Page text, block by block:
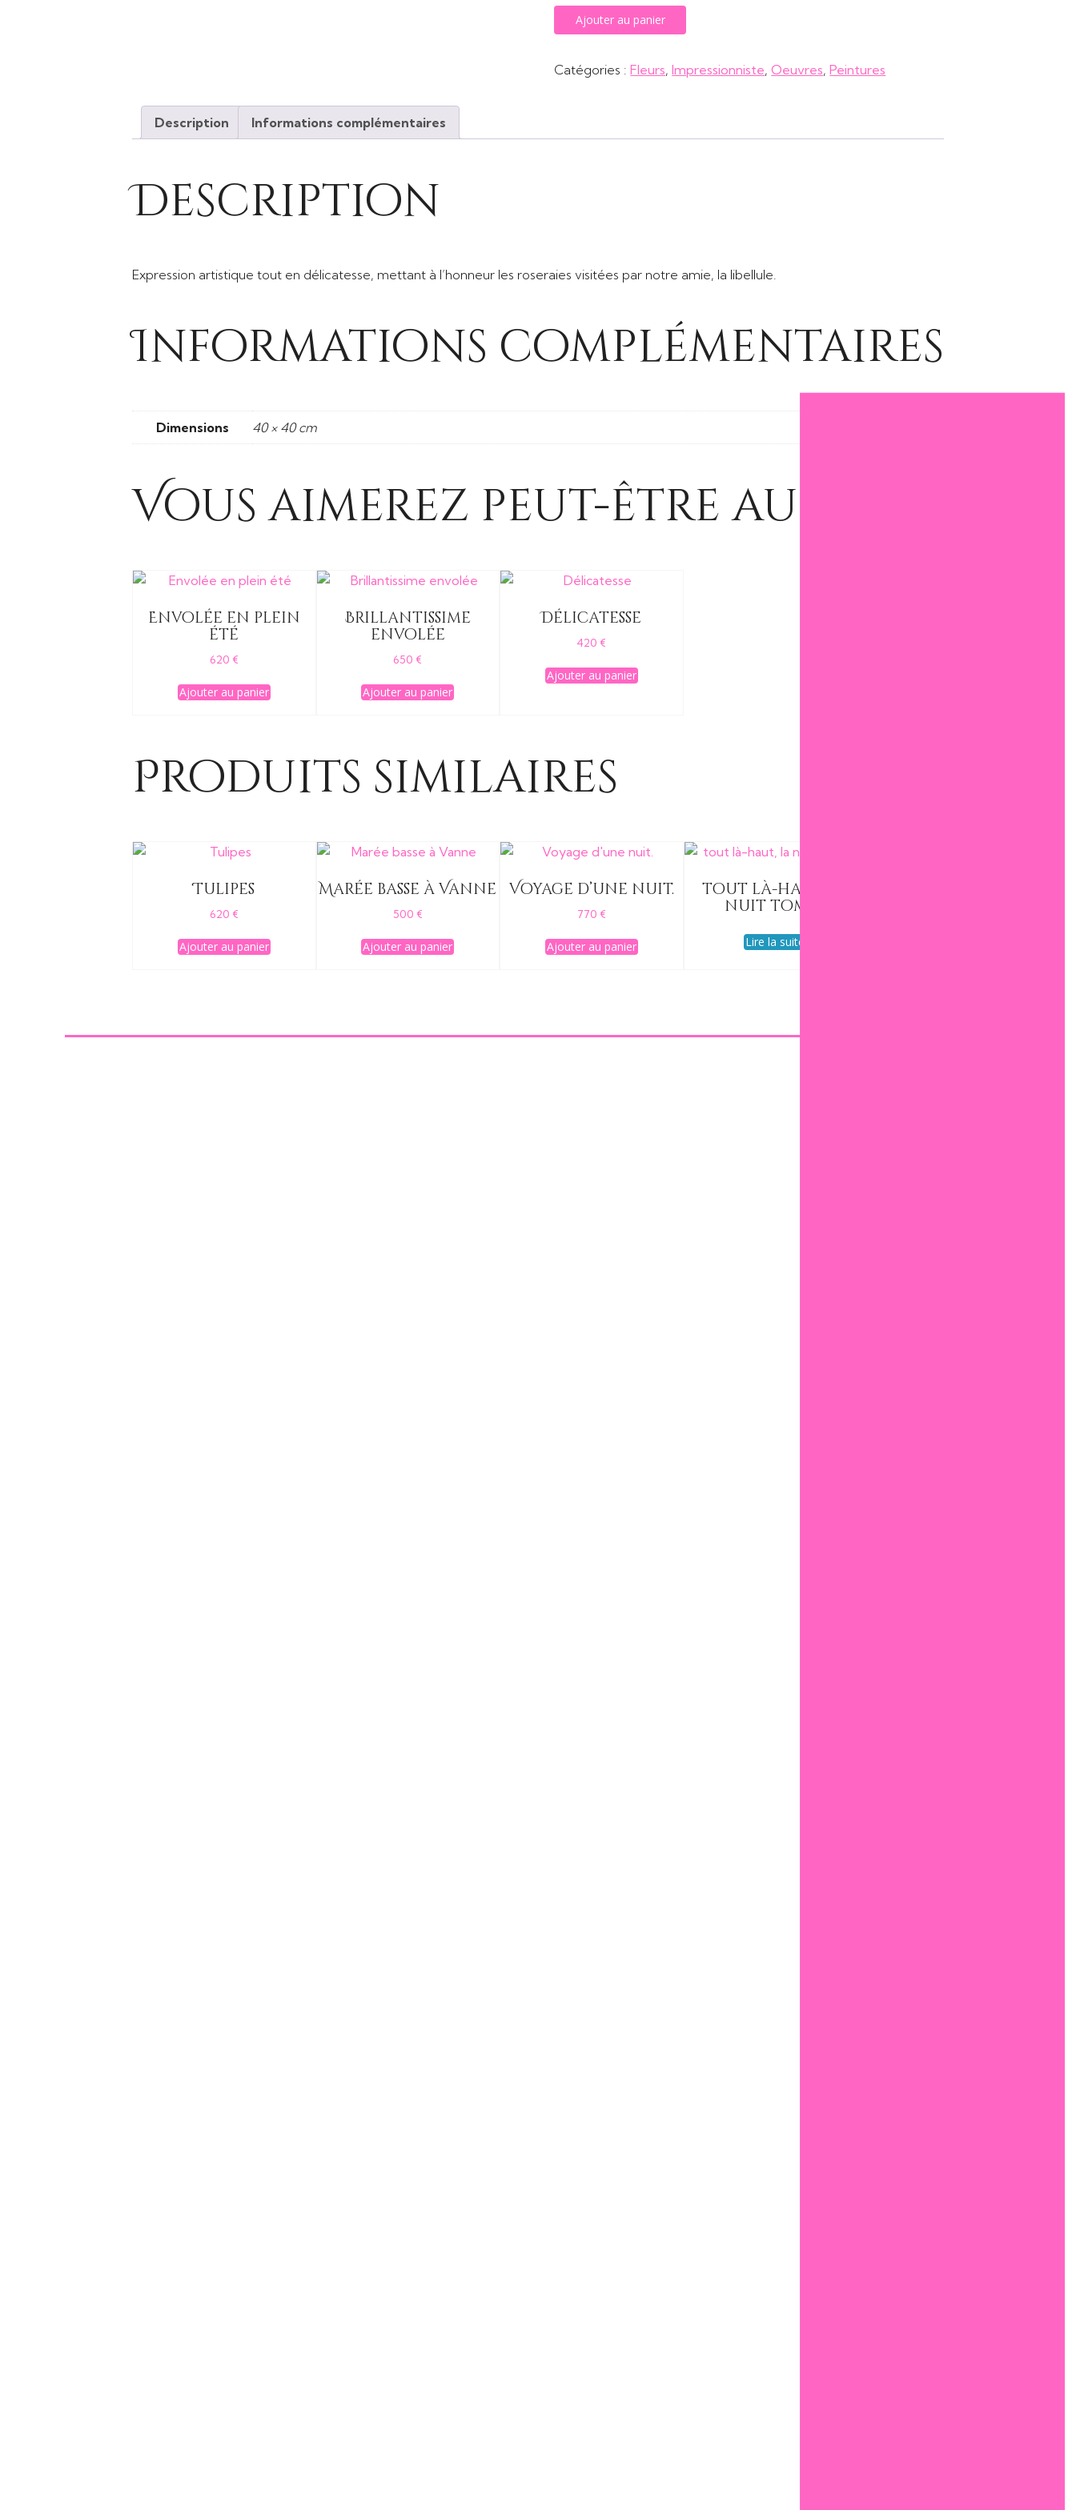
quantité
de
un
Ajouter au panier
Catégories :Fleurs,Impressionniste,Oeuvres,Peintures
Description Informations complémentaires
Description
Expression artistique tout en délicatesse, mettant à l’honneur les roseraies visitées par notre amie, la libellule.
Informations complémentaires
Dimensions 40 × 40 cm
Vous aimerez peut-être aussi…
Envolée en plein
été
620 €
Ajouter au panier
Brillantissime
envolée
650 €
Ajouter au panier
Délicatesse
420 €
Ajouter au panier
Produits similaires
Tulipes
620 €
Ajouter au panier
Marée basse à Vanne
500 €
Ajouter au panier
Voyage d’une nuit.
770 €
Ajouter au panier
tout là-haut, la
nuit tombe
Lire la suite